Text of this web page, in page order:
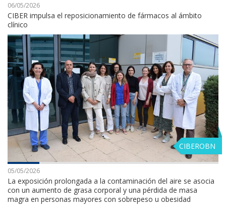
06/05/2026
CIBER impulsa el reposicionamiento de fármacos al ámbito
clínico
CIBEROBN
05/05/2026
La exposición prolongada a la contaminación del aire se asocia
con un aumento de grasa corporal y una pérdida de masa
magra en personas mayores con sobrepeso u obesidad